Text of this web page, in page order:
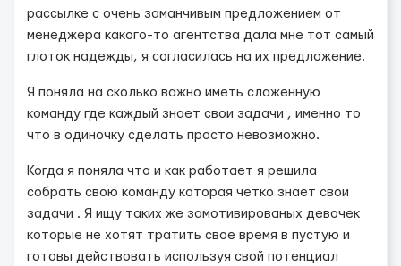
рассылке с очень заманчивым предложением от
менеджера какого-то агентства дала мне тот самый
глоток надежды, я согласилась на их предложение.
Я поняла на сколько важно иметь слаженную
команду где каждый знает свои задачи , именно то
что в одиночку сделать просто невозможно.
Когда я поняла что и как работает я решила
собрать свою команду которая четко знает свои
задачи . Я ищу таких же замотивированых девочек
которые не хотят тратить свое время в пустую и
готовы действовать используя свой потенциал